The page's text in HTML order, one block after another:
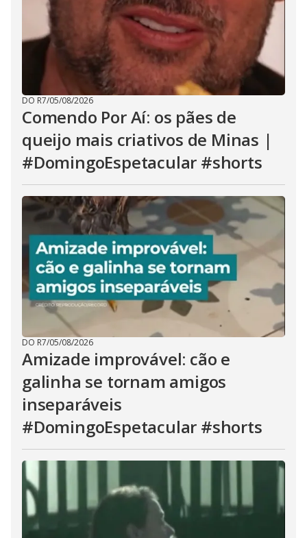
DO R7/05/08/2026
Comendo Por Aí: os pães de
queijo mais criativos de Minas |
#DomingoEspetacular #shorts
DO R7/05/08/2026
Amizade improvável: cão e
galinha se tornam amigos
inseparáveis
#DomingoEspetacular #shorts